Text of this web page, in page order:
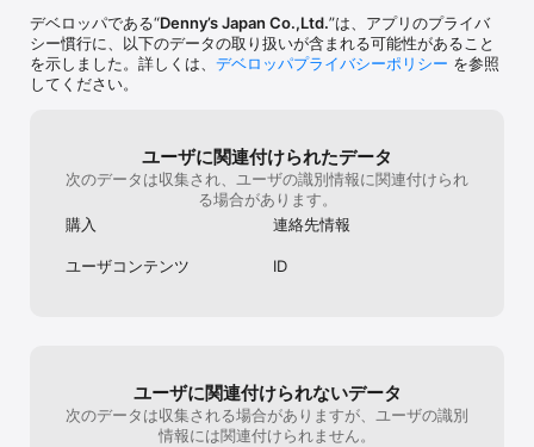
他にも、便利なサービスがたくさん！
ぜひPush通知をONにして、デニーズのお得な情報を受け取ってく
ださい。
デベロッパである“Denny’s Japan Co.,Ltd.”は、アプリのプライバ
シー慣行に、以下のデータの取り扱いが含まれる可能性があること
を示しました。詳しくは、 デベロッパプライバシーポリシー を参照
してください。
ユーザに関連付けられたデータ
次のデータは収集され、ユーザの識別情報に関連付けられ
る場合があります。
購入
連絡先情報
ユーザコンテンツ ID
ユーザに関連付けられないデータ
次のデータは収集される場合がありますが、ユーザの識別
情報には関連付けられません。